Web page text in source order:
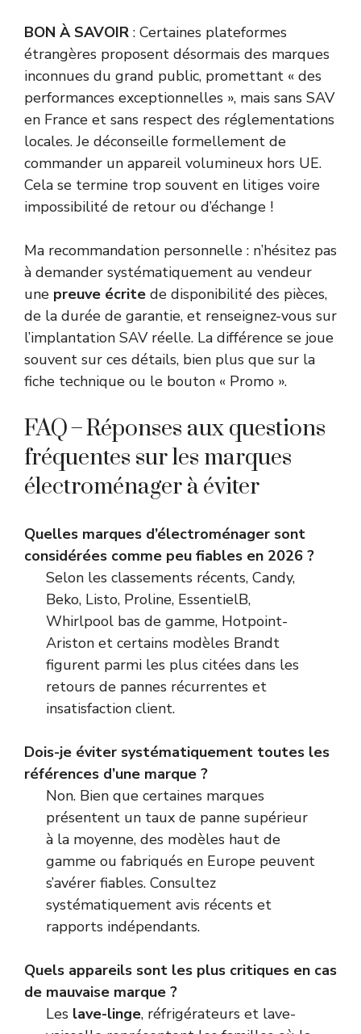
BON À SAVOIR : Certaines plateformes
étrangères proposent désormais des marques
inconnues du grand public, promettant « des
performances exceptionnelles », mais sans SAV
en France et sans respect des réglementations
locales. Je déconseille formellement de
commander un appareil volumineux hors UE.
Cela se termine trop souvent en litiges voire
impossibilité de retour ou d’échange !
Ma recommandation personnelle : n’hésitez pas
à demander systématiquement au vendeur
une preuve écrite de disponibilité des pièces,
de la durée de garantie, et renseignez-vous sur
l’implantation SAV réelle. La différence se joue
souvent sur ces détails, bien plus que sur la
fiche technique ou le bouton « Promo ».
FAQ – Réponses aux questions
fréquentes sur les marques
électroménager à éviter
Quelles marques d’électroménager sont
considérées comme peu fiables en 2026 ?
Selon les classements récents, Candy,
Beko, Listo, Proline, EssentielB,
Whirlpool bas de gamme, Hotpoint-
Ariston et certains modèles Brandt
figurent parmi les plus citées dans les
retours de pannes récurrentes et
insatisfaction client.
Dois-je éviter systématiquement toutes les
références d’une marque ?
Non. Bien que certaines marques
présentent un taux de panne supérieur
à la moyenne, des modèles haut de
gamme ou fabriqués en Europe peuvent
s’avérer fiables. Consultez
systématiquement avis récents et
rapports indépendants.
Quels appareils sont les plus critiques en cas
de mauvaise marque ?
Les lave-linge, réfrigérateurs et lave-